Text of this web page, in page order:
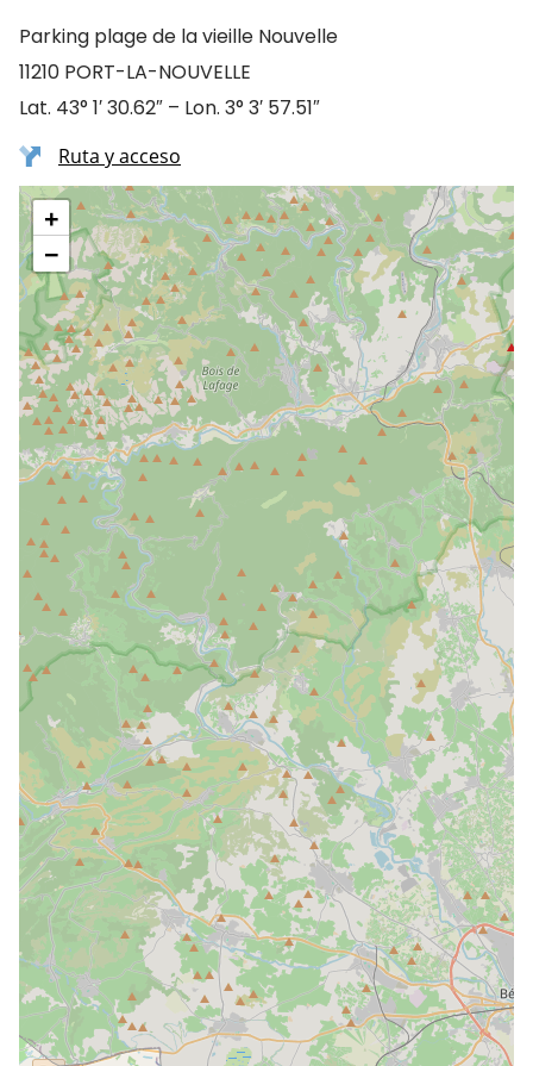
Parking plage de la vieille Nouvelle
11210 PORT-LA-NOUVELLE
Lat. 43° 1′ 30.62″ – Lon. 3° 3′ 57.51″
Ruta y acceso
+
−